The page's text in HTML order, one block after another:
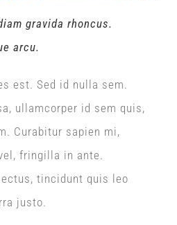
gravida rhoncus.
arcu.
est. Sed id nulla sem.
ullamcorper id sem quis,
Curabitur sapien mi,
fringilla in ante.
tincidunt quis leo
justo.